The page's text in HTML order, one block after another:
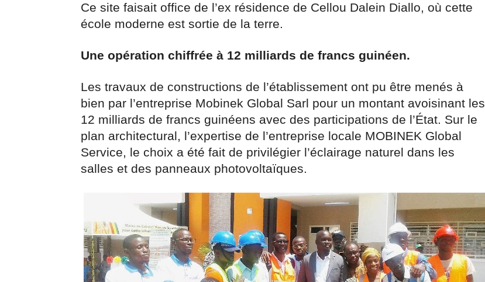
Ce site faisait office de l’ex résidence de Cellou Dalein Diallo, où cette
école moderne est sortie de la terre.
Une opération chiffrée à 12 milliards de francs guinéen.
Les travaux de constructions de l’établissement ont pu être menés à
bien par l’entreprise Mobinek Global Sarl pour un montant avoisinant les
12 milliards de francs guinéens avec des participations de l’État. Sur le
plan architectural, l’expertise de l’entreprise locale MOBINEK Global
Service, le choix a été fait de privilégier l’éclairage naturel dans les
salles et des panneaux photovoltaïques.